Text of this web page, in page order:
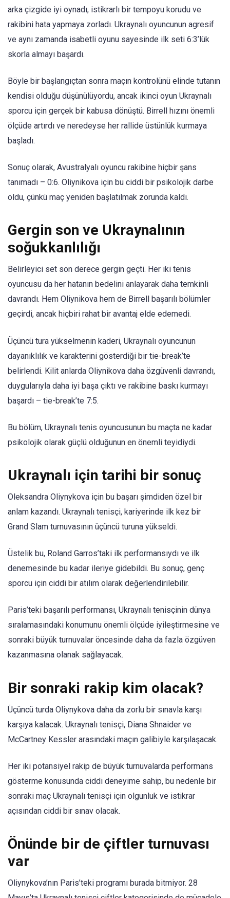
arka çizgide iyi oynadı, istikrarlı bir tempoyu korudu ve
rakibini hata yapmaya zorladı. Ukraynalı oyuncunun agresif
ve aynı zamanda isabetli oyunu sayesinde ilk seti 6:3’lük
skorla almayı başardı.
Böyle bir başlangıçtan sonra maçın kontrolünü elinde tutanın
kendisi olduğu düşünülüyordu, ancak ikinci oyun Ukraynalı
sporcu için gerçek bir kabusa dönüştü. Birrell hızını önemli
ölçüde artırdı ve neredeyse her rallide üstünlük kurmaya
başladı.
Sonuç olarak, Avustralyalı oyuncu rakibine hiçbir şans
tanımadı – 0:6. Oliynikova için bu ciddi bir psikolojik darbe
oldu, çünkü maç yeniden başlatılmak zorunda kaldı.
Gergin son ve Ukraynalının
soğukkanlılığı
Belirleyici set son derece gergin geçti. Her iki tenis
oyuncusu da her hatanın bedelini anlayarak daha temkinli
davrandı. Hem Oliynikova hem de Birrell başarılı bölümler
geçirdi, ancak hiçbiri rahat bir avantaj elde edemedi.
Üçüncü tura yükselmenin kaderi, Ukraynalı oyuncunun
dayanıklılık ve karakterini gösterdiği bir tie-break’te
belirlendi. Kilit anlarda Oliynikova daha özgüvenli davrandı,
duygularıyla daha iyi başa çıktı ve rakibine baskı kurmayı
başardı – tie-break’te 7:5.
Bu bölüm, Ukraynalı tenis oyuncusunun bu maçta ne kadar
psikolojik olarak güçlü olduğunun en önemli teyidiydi.
Ukraynalı için tarihi bir sonuç
Oleksandra Oliynykova için bu başarı şimdiden özel bir
anlam kazandı. Ukraynalı tenisçi, kariyerinde ilk kez bir
Grand Slam turnuvasının üçüncü turuna yükseldi.
Üstelik bu, Roland Garros’taki ilk performansıydı ve ilk
denemesinde bu kadar ileriye gidebildi. Bu sonuç, genç
sporcu için ciddi bir atılım olarak değerlendirilebilir.
Paris’teki başarılı performansı, Ukraynalı tenisçinin dünya
sıralamasındaki konumunu önemli ölçüde iyileştirmesine ve
sonraki büyük turnuvalar öncesinde daha da fazla özgüven
kazanmasına olanak sağlayacak.
Bir sonraki rakip kim olacak?
Üçüncü turda Oliynykova daha da zorlu bir sınavla karşı
karşıya kalacak. Ukraynalı tenisçi, Diana Shnaider ve
McCartney Kessler arasındaki maçın galibiyle karşılaşacak.
Her iki potansiyel rakip de büyük turnuvalarda performans
gösterme konusunda ciddi deneyime sahip, bu nedenle bir
sonraki maç Ukraynalı tenisçi için olgunluk ve istikrar
açısından ciddi bir sınav olacak.
Önünde bir de çiftler turnuvası
var
Oliynykova’nın Paris’teki programı burada bitmiyor. 28